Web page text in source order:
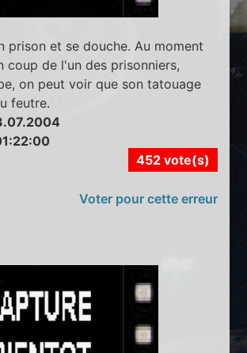
prison et se douche. Au moment
coup de l'un des prisonniers,
on peut voir que son tatouage
feutre.
452 vote(s)
Voter pour cette erreur